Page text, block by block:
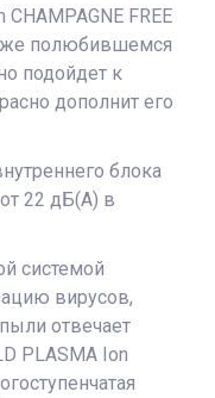
FREE
полюбившемся
подойдет к
дополнит его
блока
22 дБ(A) в
системой
вирусов,
отвечает
PLASMA Ion